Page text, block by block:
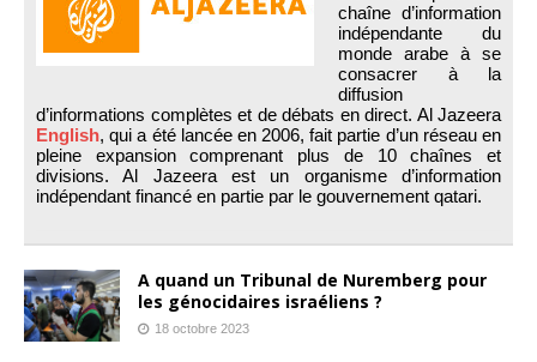
chaîne d’information
indépendante du
monde arabe à se
consacrer à la
diffusion
d’informations complètes et de débats en direct. Al Jazeera
English, qui a été lancée en 2006, fait partie d’un réseau en
pleine expansion comprenant plus de 10 chaînes et
divisions. Al Jazeera est un organisme d’information
indépendant financé en partie par le gouvernement qatari.
A quand un Tribunal de Nuremberg pour
les génocidaires israéliens ?
18 octobre 2023